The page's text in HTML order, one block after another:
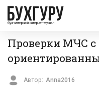
бухгалтерский интернет-журнал
Проверки МЧС с
Автор: Anna2016